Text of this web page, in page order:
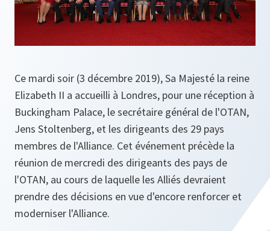
Ce mardi soir (3 décembre 2019), Sa Majesté la reine
Elizabeth II a accueilli à Londres, pour une réception à
Buckingham Palace, le secrétaire général de l'OTAN,
Jens Stoltenberg, et les dirigeants des 29 pays
membres de l'Alliance. Cet événement précède la
réunion de mercredi des dirigeants des pays de
l'OTAN, au cours de laquelle les Alliés devraient
prendre des décisions en vue d'encore renforcer et
moderniser l'Alliance.